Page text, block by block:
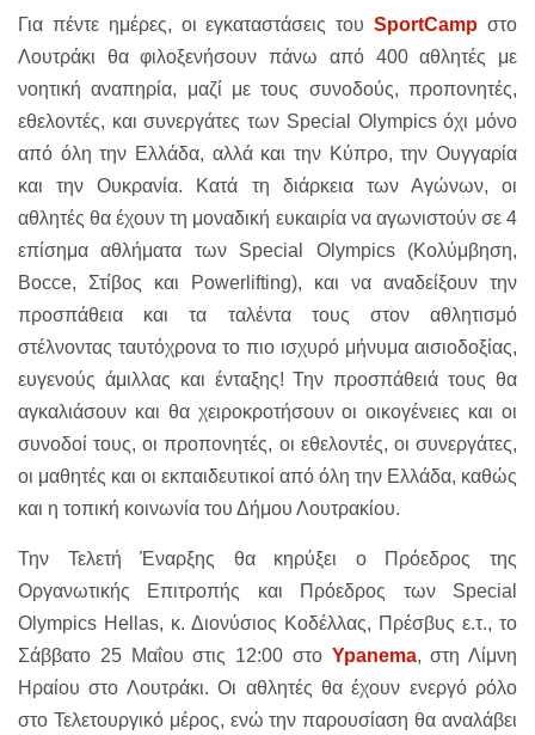
Για πέντε ημέρες, οι εγκαταστάσεις τουSportCamp στο
Λουτράκι θα φιλοξενήσουν πάνω από 400 αθλητές με
νοητική αναπηρία, μαζί με τους συνοδούς, προπονητές,
εθελοντές, και συνεργάτες των Special Olympics όχι μόνο
από όλη την Ελλάδα, αλλά και την Κύπρο, την Ουγγαρία
και την Ουκρανία. Κατά τη διάρκεια των Αγώνων, οι
αθλητές θα έχουν τη μοναδική ευκαιρία να αγωνιστούν σε 4
επίσημα αθλήματα των Special Olympics (Κολύμβηση,
Bocce, Στίβος και Powerlifting), και να αναδείξουν την
προσπάθεια και τα ταλέντα τους στον αθλητισμό
στέλνοντας ταυτόχρονα το πιο ισχυρό μήνυμα αισιοδοξίας,
ευγενούς άμιλλας και ένταξης! Την προσπάθειά τους θα
αγκαλιάσουν και θα χειροκροτήσουν οι οικογένειες και οι
συνοδοί τους, οι προπονητές, οι εθελοντές, οι συνεργάτες,
οι μαθητές και οι εκπαιδευτικοί από όλη την Ελλάδα, καθώς
και η τοπική κοινωνία του Δήμου Λουτρακίου.
Την Τελετή Έναρξης θα κηρύξει ο Πρόεδρος της
Οργανωτικής Επιτροπής και Πρόεδρος των Special
Olympics Hellas, κ. Διονύσιος Κοδέλλας, Πρέσβυς ε.τ., το
Σάββατο 25 Μαΐου στις 12:00 στο Ypanema, στη Λίμνη
Ηραίου στο Λουτράκι. Οι αθλητές θα έχουν ενεργό ρόλο
στο Τελετουργικό μέρος, ενώ την παρουσίαση θα αναλάβει